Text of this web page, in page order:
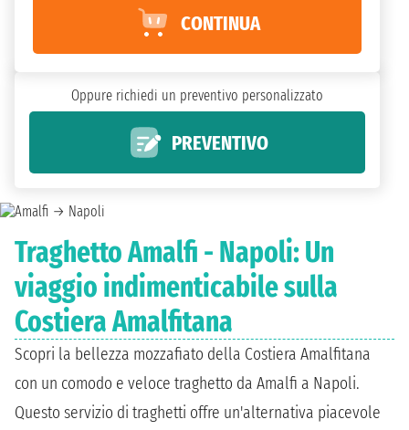
Traghetto Amalfi - Napoli: Un
viaggio indimenticabile sulla
Costiera Amalfitana
Scopri la bellezza mozzafiato della Costiera Amalfitana
con un comodo e veloce traghetto da Amalfi a Napoli.
Questo servizio di traghetti offre un'alternativa piacevole
CONTINUA
Oppure richiedi un preventivo personalizzato
PREVENTIVO